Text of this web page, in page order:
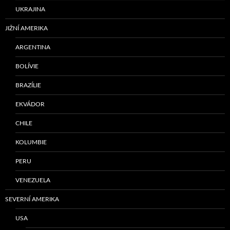
UKRAJINA
JIŽNÍ AMERIKA
ARGENTINA
BOLÍVIE
BRAZÍLIE
EKVÁDOR
CHILE
KOLUMBIE
PERU
VENEZUELA
SEVERNÍ AMERIKA
USA